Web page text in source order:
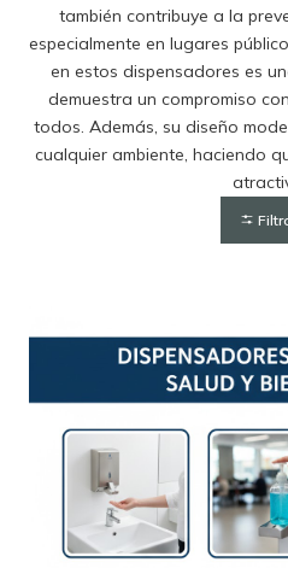
también contribuye a la
especialmente en lugares
en estos dispensadores es
demuestra un compromiso
todos. Además, su diseño
cualquier ambiente, haciendo